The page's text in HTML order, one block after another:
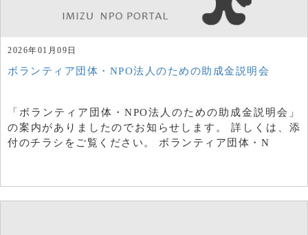
2026年01月09日
ボランティア団体・NPO法人のための助成金説明会
「ボランティア団体・NPO法人のための助成金説明会」
の案内がありましたのでお知らせします。 詳しくは、添
付のチラシをご覧ください。 ボランティア団体・N